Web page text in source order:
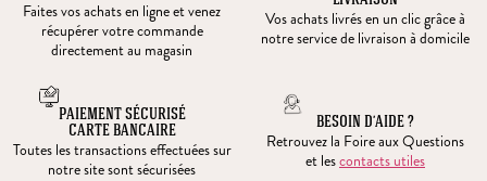
Faites vos achats en ligne et venez
récupérer votre commande
directement au magasin
Vos achats livrés en un clic grâce à
notre service de livraison à domicile
PAIEMENT SÉCURISÉ
CARTE BANCAIRE
Toutes les transactions effectuées sur
notre site sont sécurisées
BESOIN D’AIDE ?
Retrouvez la Foire aux Questions
et lescontacts utiles